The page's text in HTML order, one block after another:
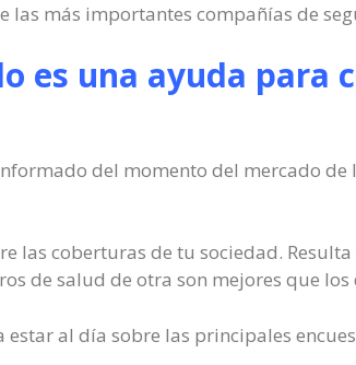
más importantes compañías de
es una ayuda para
del momento del mercado
las coberturas de tu sociedad.
de salud de otra son mejores que los
al día sobre las principales